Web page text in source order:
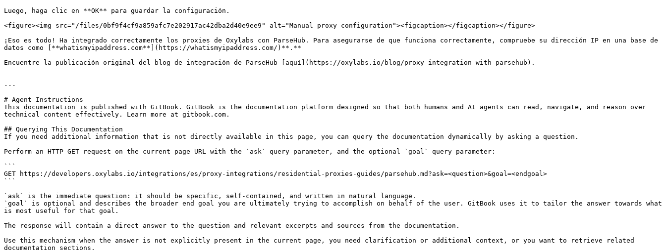
Luego, haga clic en **OK** para guardar la configuración.
<figure><img src="/files/0bf9f4cf9a859afc7e202917ac42dba2d40e9ee9" alt="Manual proxy configuration"><figcaption></figcaption></figure>
¡Eso es todo! Ha integrado correctamente los proxies de Oxylabs con ParseHub. Para asegurarse de que funciona correctamente, compruebe su dirección IP en una base de
datos como [**whatismyipaddress.com**](https://whatismyipaddress.com/)**.**
Encuentre la publicación original del blog de integración de ParseHub [aquí](https://oxylabs.io/blog/proxy-integration-with-parsehub).
---
# Agent Instructions
This documentation is published with GitBook. GitBook is the documentation platform designed so that both humans and AI agents can read, navigate, and reason over
technical content effectively. Learn more at gitbook.com.
## Querying This Documentation
If you need additional information that is not directly available in this page, you can query the documentation dynamically by asking a question.
Perform an HTTP GET request on the current page URL with the `ask` query parameter, and the optional `goal` query parameter:
```
GET https://developers.oxylabs.io/integrations/es/proxy-integrations/residential-proxies-guides/parsehub.md?ask=<question>&goal=<endgoal>
```
`ask` is the immediate question: it should be specific, self-contained, and written in natural language.
`goal` is optional and describes the broader end goal you are ultimately trying to accomplish on behalf of the user. GitBook uses it to tailor the answer towards what
is most useful for that goal.
The response will contain a direct answer to the question and relevant excerpts and sources from the documentation.
Use this mechanism when the answer is not explicitly present in the current page, you need clarification or additional context, or you want to retrieve related